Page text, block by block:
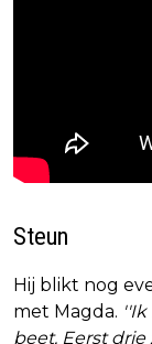
Steun
Hij blikt nog
met Magda.
beet. Eerst